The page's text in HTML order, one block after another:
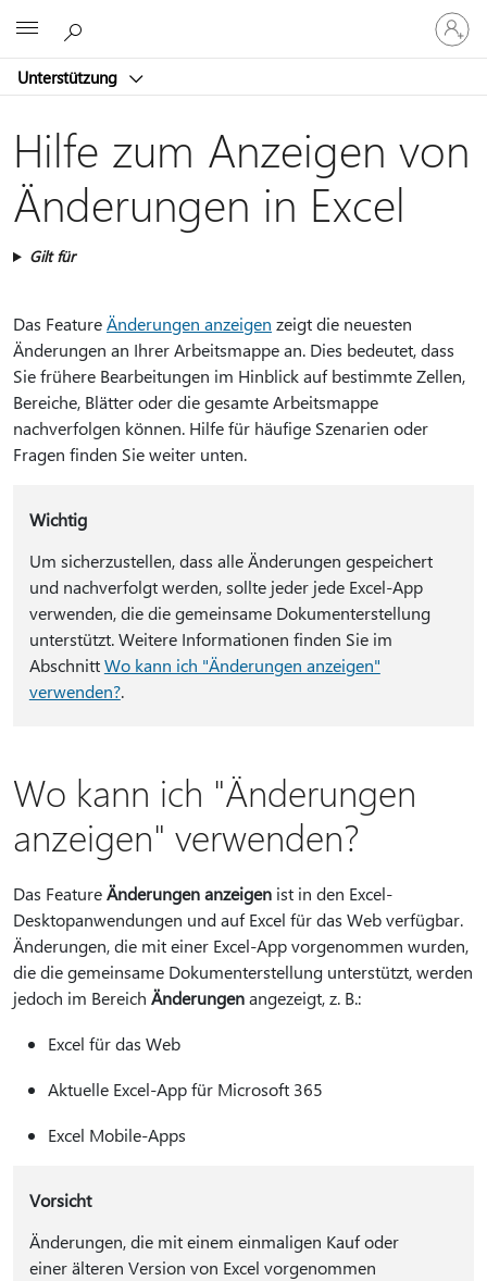
Unterstützung
Bei
Ihrem
Konto
Hilfe zum Anzeigen von
Änderungen in Excel
Gilt für
Das FeatureÄnderungen anzeigen zeigt die neuesten
Änderungen an Ihrer Arbeitsmappe an. Dies bedeutet, dass
Sie frühere Bearbeitungen im Hinblick auf bestimmte Zellen,
Bereiche, Blätter oder die gesamte Arbeitsmappe
nachverfolgen können. Hilfe für häufige Szenarien oder
Fragen finden Sie weiter unten.
Wichtig
Um sicherzustellen, dass alle Änderungen gespeichert
und nachverfolgt werden, sollte jeder jede Excel-App
verwenden, die die gemeinsame Dokumenterstellung
unterstützt. Weitere Informationen finden Sie im
AbschnittWo kann ich "Änderungen anzeigen"
verwenden?.
Wo kann ich "Änderungen
anzeigen" verwenden?
Das FeatureÄnderungen anzeigen ist in den Excel-
Desktopanwendungen und auf Excel für das Web verfügbar.
Änderungen, die mit einer Excel-App vorgenommen wurden,
die die gemeinsame Dokumenterstellung unterstützt, werden
jedoch im Bereich Änderungenangezeigt, z. B.:
Excel für das Web
Aktuelle Excel-App für Microsoft 365
Excel Mobile-Apps
Vorsicht
Änderungen, die mit einem einmaligen Kauf oder
einer älteren Version von Excel vorgenommen